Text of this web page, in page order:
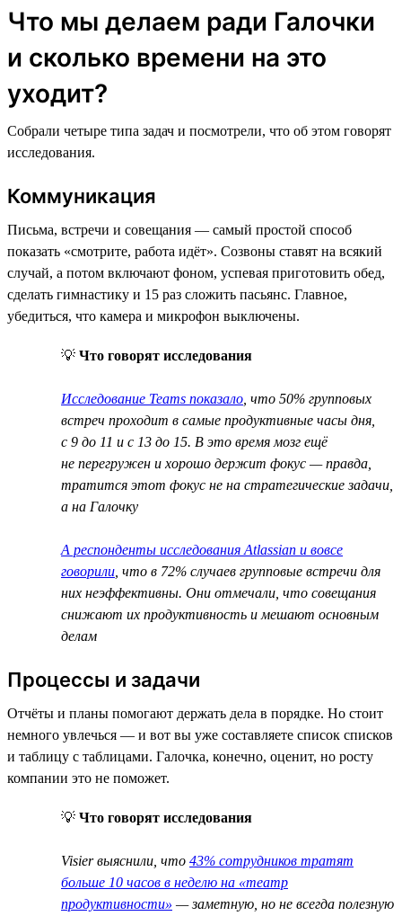
Что мы делаем ради Галочки
и сколько времени на это
уходит?
Собрали четыре типа задач и посмотрели, что об этом говорят
исследования.
Коммуникация
Письма, встречи и совещания — самый простой способ
показать «смотрите, работа идёт». Созвоны ставят на всякий
случай, а потом включают фоном, успевая приготовить обед,
сделать гимнастику и 15 раз сложить пасьянс. Главное,
убедиться, что камера и микрофон выключены.
💡 Что говорят исследования
Исследование Teams показало , что 50% групповых
встреч проходит в самые продуктивные часы дня,
с 9 до 11 и с 13 до 15. В это время мозг ещё
не перегружен и хорошо держит фокус — правда,
тратится этот фокус не на стратегические задачи,
а на Галочку
А респонденты исследования Atlassian и вовсе
говорили , что в 72% случаев групповые встречи для
них неэффективны. Они отмечали, что совещания
снижают их продуктивность и мешают основным
делам
Процессы и задачи
Отчёты и планы помогают держать дела в порядке. Но стоит
немного увлечься — и вот вы уже составляете список списков
и таблицу с таблицами. Галочка, конечно, оценит, но росту
компании это не поможет.
💡 Что говорят исследования
Visier выяснили, что 43% сотрудников тратят
больше 10 часов в неделю на «театр
продуктивности» — заметную, но не всегда полезную